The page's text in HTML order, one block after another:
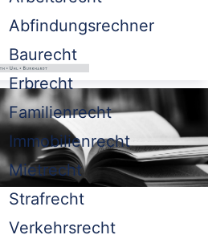
Abfindungsrechner
Baurecht
Erbrecht
Familienrecht
Immobilienrecht
Mietrecht
Strafrecht
Verkehrsrecht